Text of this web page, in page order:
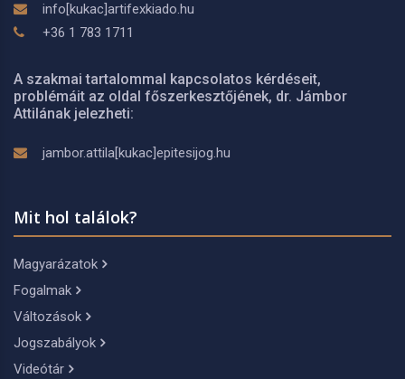
info[kukac]artifexkiado.hu
+36 1 783 1711
A szakmai tartalommal kapcsolatos kérdéseit,
problémáit az oldal főszerkesztőjének, dr. Jámbor
Attilának jelezheti:
jambor.attila[kukac]epitesijog.hu
Mit hol találok?
Magyarázatok
Fogalmak
Változások
Jogszabályok
Videótár